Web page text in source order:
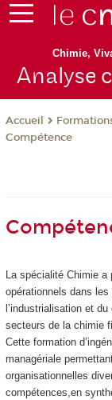
Chimie,
Analyse
Accueil
Compétence
La spécialité Chimie
opérationnels dans
l’industrialisation et
secteurs de la chimie
Cette formation
managériale
organisationnelles
compétences,en